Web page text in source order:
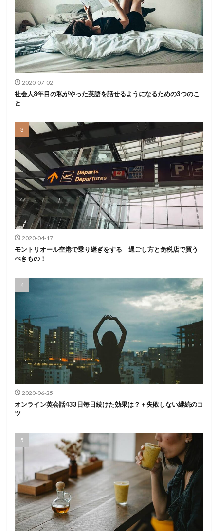
2020-07-02
社会人8年目の私がやった英語を話せるようになるための3つのこ
と
2020-04-17
モントリオール空港で乗り継ぎをする 過ごし方と免税店で買う
べきもの！
2020-06-25
オンライン英会話433日毎日続けた効果は？＋失敗しない継続のコ
ツ